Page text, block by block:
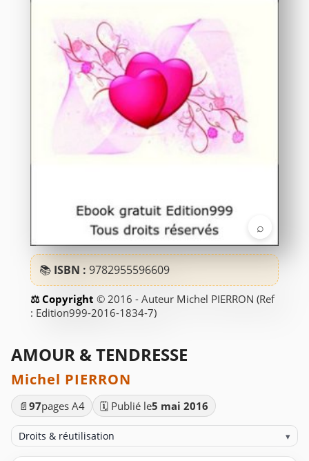
⌕
📚 ISBN : 9782955596609
© 2016 - Auteur Michel PIERRON (Ref
: Edition999-2016-1834-7)
AMOUR & TENDRESSE
Michel PIERRON
📄 97pages A4 🗓️ Publié le5 mai 2016
Droits & réutilisation ▾